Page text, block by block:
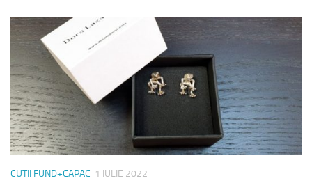
CUTII FUND+CAPAC 1 IULIE 2022